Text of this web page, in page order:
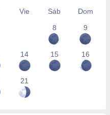
Vie Sáb
Dom
8
9
14 15 16
21